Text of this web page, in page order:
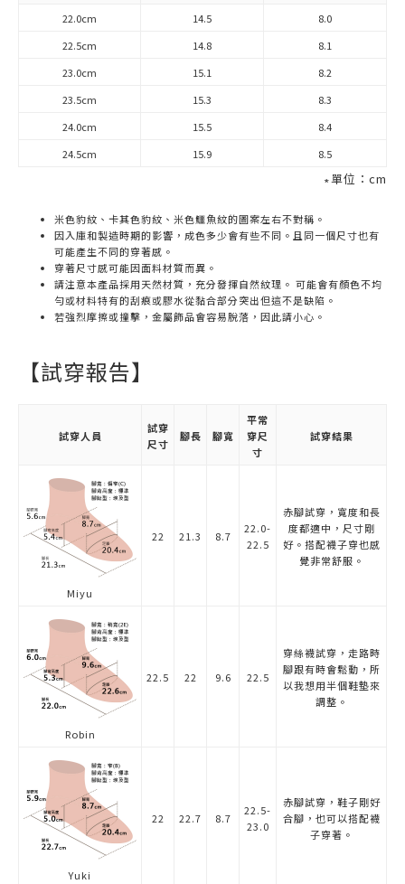
22.0cm
14.5
8.0
22.5cm
14.8
8.1
23.0cm
15.1
8.2
23.5cm
15.3
8.3
24.0cm
15.5
8.4
24.5cm
15.9 8.5
∗單位：cm
米色豹紋、卡其色豹紋、米色鱷魚紋的圖案左右不對稱。
因入庫和製造時期的影響，成色多少會有些不同。且同一個尺寸也有
可能產生不同的穿著感。
穿著尺寸感可能因面料材質而異。
請注意本產品採用天然材質，充分發揮自然紋理。 可能會有顏色不均
勻或材料特有的刮痕或膠水從黏合部分突出但這不是缺陷。
若強烈摩擦或撞擊，金屬飾品會容易脫落，因此請小心。
【試穿報告】
試穿人員
試穿
尺寸
腳長 腳寬
平常
穿尺
寸
試穿結果
Miyu
22 21.3 8.7
22.0-
22.5
赤腳試穿，寬度和長
度都適中，尺寸剛
好。搭配襪子穿也感
覺非常舒服。
Robin
22.5 22 9.6 22.5
穿絲襪試穿，走路時
腳跟有時會鬆動，所
以我想用半個鞋墊來
調整。
Yuki
22 22.7 8.7
22.5-
23.0
赤腳試穿，鞋子剛好
合腳，也可以搭配襪
子穿著。